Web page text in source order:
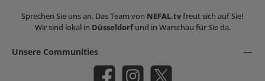
Sprechen Sie uns an. Das Team von NEFAL.tvfreut sich auf Sie!
Wir sind lokal in Düsseldorfund in Warschau für Sie da.
Unsere Communities